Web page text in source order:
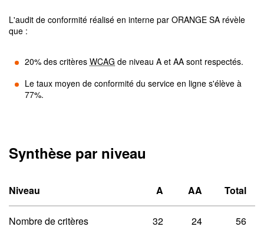
L'audit de conformité réalisé en interne par ORANGE SA révèle
que :
20% des critères WCAG de niveau A et AA sont respectés.
Le taux moyen de conformité du service en ligne s'élève à
77%.
Synthèse par niveau
Niveau A Niveau un A
AA Niveau deux
Total
Nombre de critères 32 24 56